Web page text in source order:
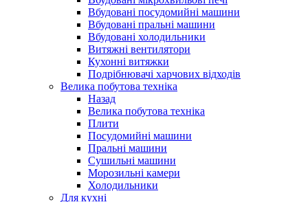
Вбудовані посудомийні машини
Вбудовані пральні машини
Вбудовані холодильники
Витяжні вентилятори
Кухонні витяжки
Подрібнювачі харчових відходів
Велика побутова техніка
Назад
Велика побутова техніка
Плити
Посудомийні машини
Пральні машини
Сушильні машини
Морозильні камери
Холодильники
Для кухні